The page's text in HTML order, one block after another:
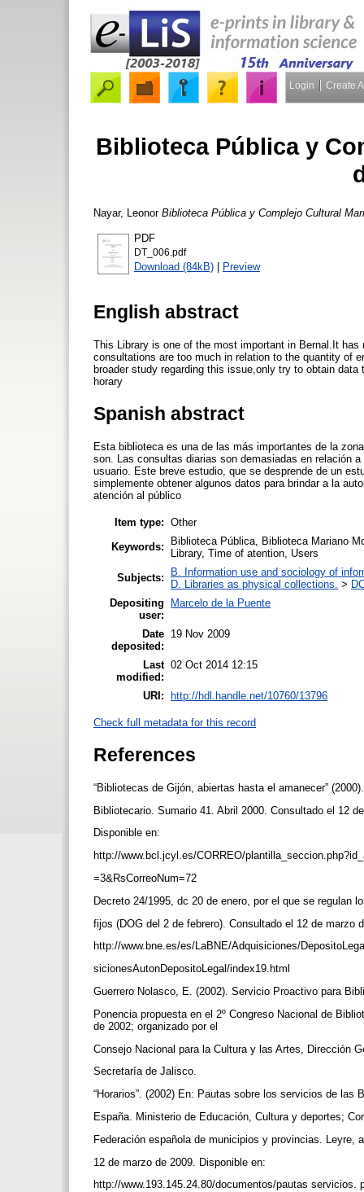
Login Create
Biblioteca Pública y
Nayar, Leonor Biblioteca Pública y Complejo Cultural
PDF
DT_006.pdf
Download (84kB) | Preview
English abstract
This Library is one of the most important in Bernal.It
consultations are too much in relation to the quantity of
broader study regarding this issue,only try to obtain
horary
Spanish abstract
Esta biblioteca es una de las más importantes de la
son. Las consultas diarias son demasiadas en relación
usuario. Este breve estudio, que se desprende de un
simplemente obtener algunos datos para brindar a la
atención al público
Item type: Other
Keywords:
Biblioteca Pública, Biblioteca Mariano
Library, Time of atention, Users
Subjects:
B. Information use and sociology of
D. Libraries as physical collections. >
Depositing
user:
Marcelo de la Puente
Date
deposited:
19 Nov 2009
Last
modified:
02 Oct 2014 12:15
URI: http://hdl.handle.net/10760/13796
Check full metadata for this record
References
“Bibliotecas de Gijón, abiertas hasta el amanecer”
Bibliotecario. Sumario 41. Abril 2000. Consultado el 12
Disponible en:
http://www.bcl.jcyl.es/CORREO/
=3&RsCorreoNum=72
Decreto 24/1995, dc 20 de enero, por el que se regulan
fijos (DOG del 2 de febrero). Consultado el 12 de marzo
http://www.bne.es/es/LaBNE/Adquisiciones/
sicionesAutonDepositoLegal/index19.html
Guerrero Nolasco, E. (2002). Servicio Proactivo para
Ponencia propuesta en el 2º Congreso Nacional de
de 2002; organizado por el
Consejo Nacional para la Cultura y las Artes, Dirección
Secretaría de Jalisco.
“Horarios”. (2002) En: Pautas sobre los servicios de las
España. Ministerio de Educación, Cultura y deportes;
Federación española de municipios y provincias. Leyre,
12 de marzo de 2009. Disponible en:
http://www.193.145.24.80/documentos/pautas servicios.